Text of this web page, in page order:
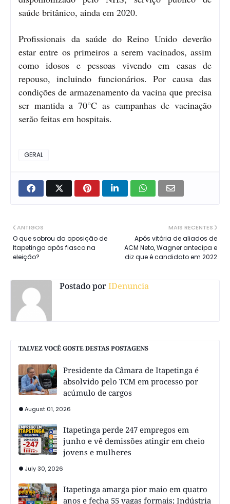
saúde britânico, ainda em 2020.
Profissionais da saúde do Reino Unido deverão
estar entre os primeiros a serem vacinados, assim
como idosos e pessoas vivendo em casas de
repouso, incluindo funcionários. Por causa das
condições de armazenamento da vacina que precisa
ser mantida a 70°C as campanhas de vacinação
serão feitas em hospitais.
GERAL
MAIS RECENTES
Após vitória de aliados de
ACM Neto, Wagner antecipa e
diz que é candidato em 2022
ANTIGOS
O que sobrou da oposição de
Itapetinga após fiasco na
eleição?
Postado porIDenuncia
TALVEZ VOCÊ GOSTE DESTAS POSTAGENS
Presidente da Câmara de Itapetinga é
absolvido pelo TCM em processo por
acúmulo de cargos
August 01, 2026
Itapetinga perde 247 empregos em
junho e vê demissões atingir em cheio
jovens e mulheres
July 30, 2026
Itapetinga amarga pior maio em quatro
anos e fecha 55 vagas formais; Indústria